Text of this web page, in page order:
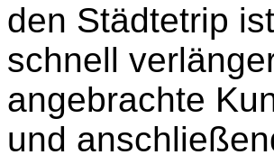
den Städtetrip
schnell
angebrachte
und